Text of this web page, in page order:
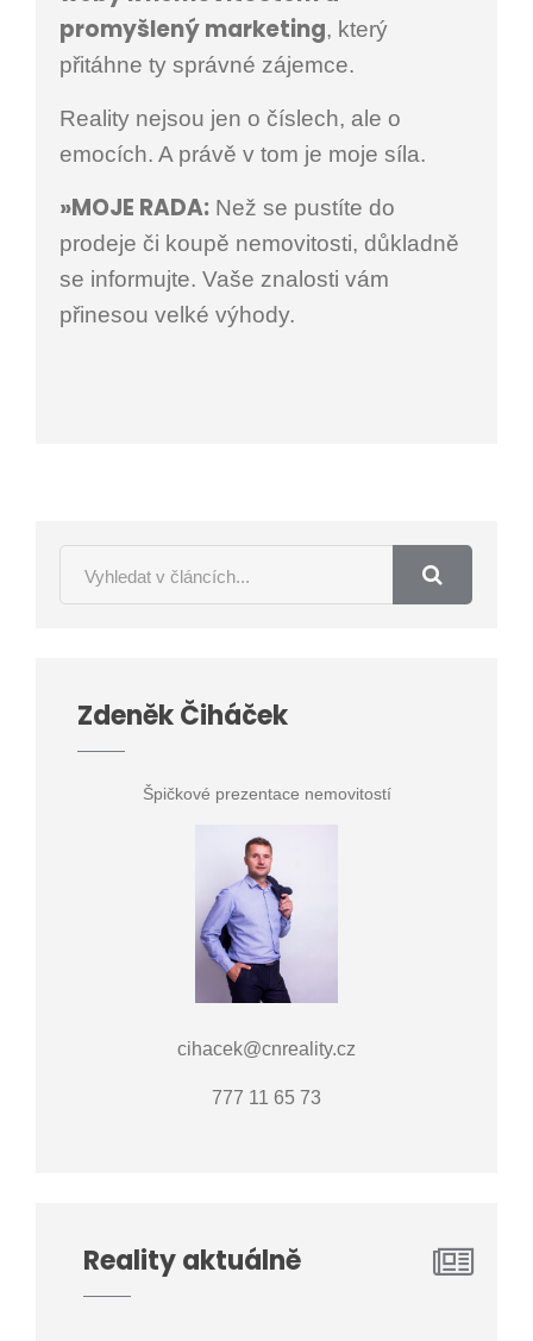
promyšlený marketing, který
přitáhne ty správné zájemce.
Reality nejsou jen o číslech, ale o
emocích. A právě v tom je moje síla.
»MOJE RADA: Než se pustíte do
prodeje či koupě nemovitosti, důkladně
se informujte. Vaše znalosti vám
přinesou velké výhody.
Zdeněk Čiháček
Špičkové prezentace nemovitostí
cihacek@cnreality.cz
777 11 65 73
Reality aktuálně